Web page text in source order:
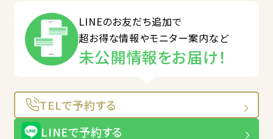
LINEのお友だち追加で
超お得な情報やモニター案内など
未公開情報をお届け！
TELで予約する
LINEで予約する